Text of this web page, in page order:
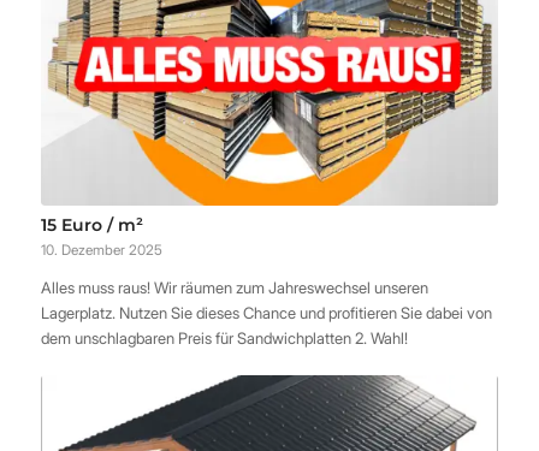
15 Euro / m²
10. Dezember 2025
Alles muss raus! Wir räumen zum Jahreswechsel unseren
Lagerplatz. Nutzen Sie dieses Chance und profitieren Sie dabei von
dem unschlagbaren Preis für Sandwichplatten 2. Wahl!